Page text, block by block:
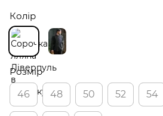
Колір
Розмір
46
48 50 52 54